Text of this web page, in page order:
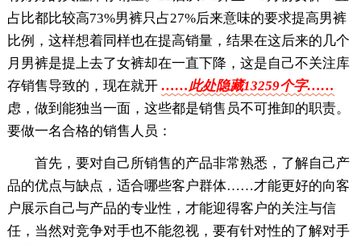
占比都比较高73%男裤只占27%后来意味的要求提高男裤
比例，这样想着同样也在提高销量，结果在这后来的几个
月男裤是提上去了女裤却在一直下降，这是自己不关注库
存销售导致的，现在就开 ……此处隐藏13259个字……
虑，做到能独当一面，这些都是销售员不可推卸的职责。
要做一名合格的销售人员：
首先，要对自己所销售的产品非常熟悉，了解自己产
品的优点与缺点，适合哪些客户群体……才能更好的向客
户展示自己与产品的专业性，才能迎得客户的关注与信
任，当然对竞争对手也不能忽视，要有针对性的了解对手